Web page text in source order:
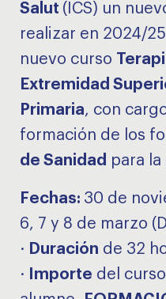
Salut (ICS) un
realizar en 2024/
nuevo curso
Extremidad
Primaria, con
formación de los
de Sanidad para
Fechas: 30 de
6, 7 y 8 de marzo
· Duración de 32
·
Importe del